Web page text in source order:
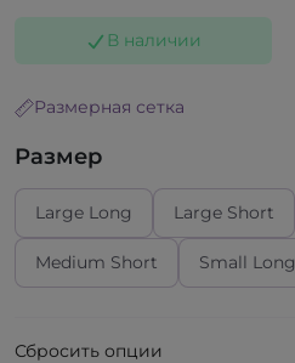
В наличии
Размерная сетка
Размер
Large Long Large Short
Medium Short Small Long
Сбросить опции